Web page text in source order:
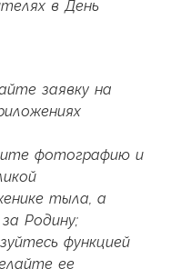
в День
заявку на
фотографию и
тыла, а
Родину;
функцией
ее